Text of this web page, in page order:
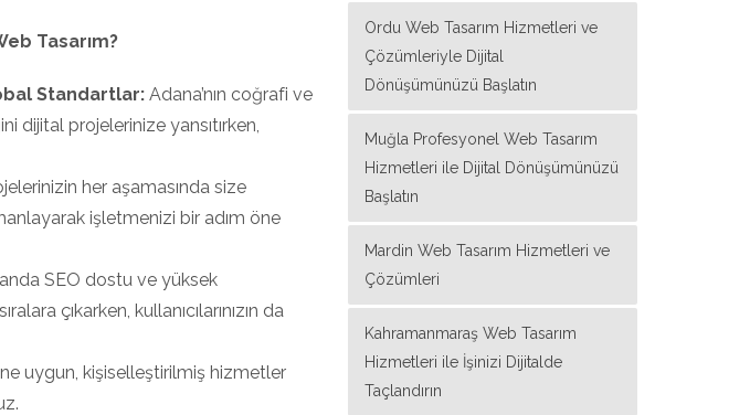
Tasarım?
Standartlar: Adana’nın coğrafi ve
dijital projelerinize yansıtırken,
her aşamasında size
işletmenizi bir adım öne
SEO dostu ve yüksek
çıkarken, kullanıcılarınızın da
uygun, kişiselleştirilmiş hizmetler
Ordu Web Tasarım Hizmetleri ve
Çözümleriyle Dijital
Dönüşümünüzü Başlatın
Muğla Profesyonel Web Tasarım
Hizmetleri ile Dijital Dönüşümünüzü
Başlatın
Mardin Web Tasarım Hizmetleri ve
Çözümleri
Kahramanmaraş Web Tasarım
Hizmetleri ile İşinizi Dijitalde
Taçlandırın